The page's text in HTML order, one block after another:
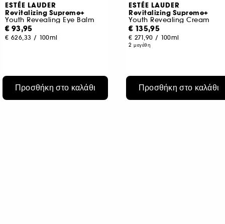
ESTÉE LAUDER
Revitalizing Supreme+
Youth Revealing Eye Balm
€ 93,95
€ 626,33 / 100ml
Προσθήκη στο καλάθι
ESTÉE LAUDER
Revitalizing Supreme+
Youth Revealing Cream
€ 135,95
€ 271,90 / 100ml
2 μεγέθη
Προσθήκη στο καλάθι